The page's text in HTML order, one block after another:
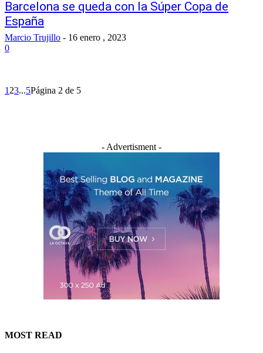
Barcelona se queda con la Súper Copa de
España
Marcio Trujillo - 16 enero , 2023
0
1 23...5Página 2 de 5
- Advertisment -
MOST READ